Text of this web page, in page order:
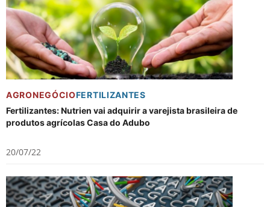
AGRONEGÓCIOFERTILIZANTES
Fertilizantes: Nutrien vai adquirir a varejista brasileira de
produtos agrícolas Casa do Adubo
20/07/22